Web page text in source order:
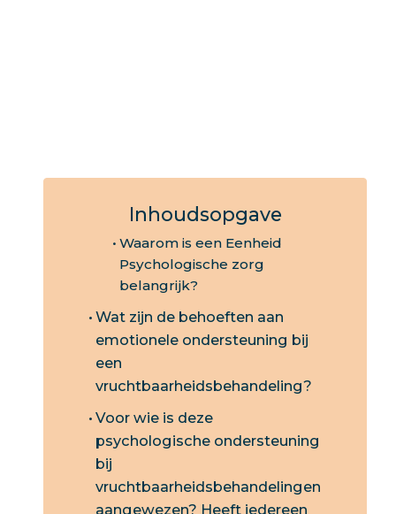
Inhoudsopgave
Waarom is een Eenheid
Psychologische zorg
belangrijk?
Wat zijn de behoeften aan
emotionele ondersteuning bij
een
vruchtbaarheidsbehandeling?
Voor wie is deze
psychologische ondersteuning
bij
vruchtbaarheidsbehandelingen
aangewezen? Heeft iedereen